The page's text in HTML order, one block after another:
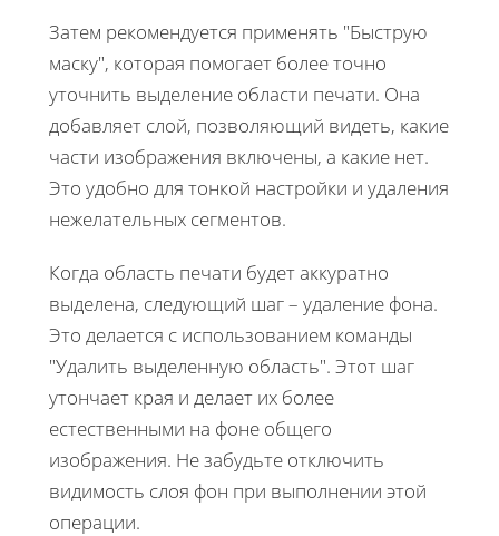
Затем рекомендуется применять "Быструю
маску", которая помогает более точно
уточнить выделение области печати. Она
добавляет слой, позволяющий видеть, какие
части изображения включены, а какие нет.
Это удобно для тонкой настройки и удаления
нежелательных сегментов.
Когда область печати будет аккуратно
выделена, следующий шаг – удаление фона.
Это делается с использованием команды
"Удалить выделенную область". Этот шаг
утончает края и делает их более
естественными на фоне общего
изображения. Не забудьте отключить
видимость слоя фон при выполнении этой
операции.